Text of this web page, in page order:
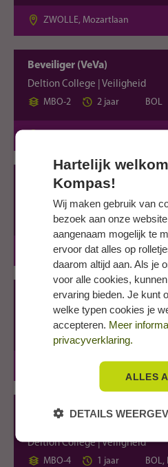
ZWOLLE, Mozartlaan
Beveiliger (VeVa)
Deltion College | Veiligheid
MBO-2
2 jaar BOL
Eerste Monteur
Deltion College | Veiligheid
MBO-3
3 jaar BOL
ZWOLLE, Mozartlaan
Handhaver Toezicht en
Deltion College | Veiligheid
ZWOLLE, Mozartlaan
Leidinggevende team/
Deltion College | Veiligheid
MBO-4
1 jaar BOL,
Hartelijk
Kompas!
Wij maken gebruik van
bezoek aan onze
aangenaam mogelijk te
ervoor dat alles op
daarom altijd aan. Als je
voor alle cookies,
ervaring bieden. Je kunt
welke typen cookies je
accepteren. Meer
privacyverklaring.
ALLES
DETAILS